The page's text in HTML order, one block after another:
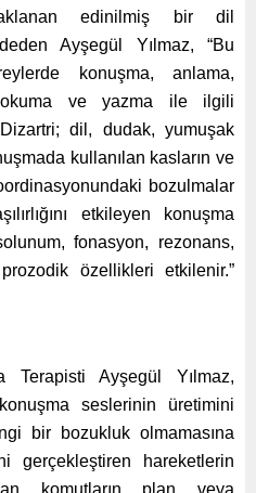
edinilmiş bir dil
Ayşegül Yılmaz, “Bu
konuşma, anlama,
okuma ve yazma ile ilgili
dil, dudak, yumuşak
kullanılan kasların ve
bozulmalar
etkileyen konuşma
fonasyon, rezonans,
özellikleri etkilenir.”
Ayşegül Yılmaz,
seslerinin üretimini
bir bozukluk olmamasına
gerçekleştiren hareketlerin
komutların plan veya